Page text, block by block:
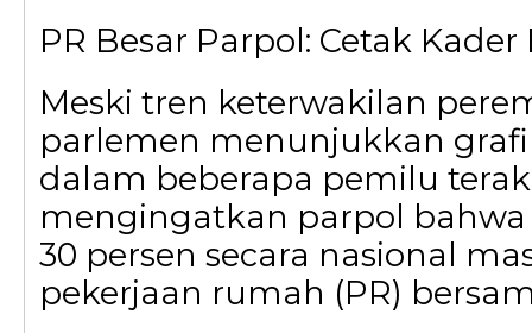
PR Besar Parpol: Cetak
Meski tren keterwakilan
parlemen menunjukkan
dalam beberapa pemilu
mengingatkan parpol
30 persen secara nasional
pekerjaan rumah (PR)